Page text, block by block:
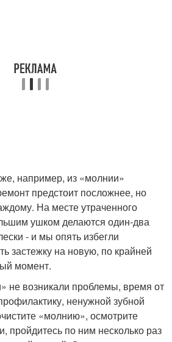
например, из «молнии»
предстоит посложнее, но
На месте утраченного
ушком делаются один-два
- и мы опять избегли
застежку на новую, по крайней
момент.
не возникали проблемы, время от
ненужной зубной
«молнию», осмотрите
пройдитесь по ним несколько раз